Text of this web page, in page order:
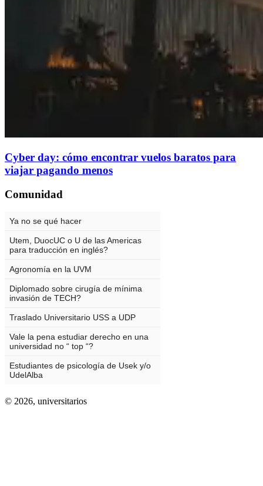
Cyber day: cómo encontrar vuelos baratos para
viajar pagando menos
Comunidad
© 2026, universitarios